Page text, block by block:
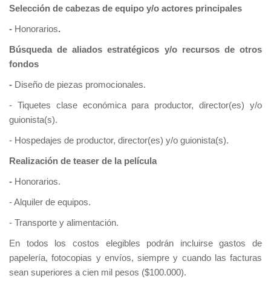
Selección de cabezas de equipo y/o actores principales
- Honorarios.
Búsqueda de aliados estratégicos y/o recursos de otros
fondos
- Diseño de piezas promocionales.
- Tiquetes clase económica para productor, director(es) y/o
guionista(s).
- Hospedajes de productor, director(es) y/o guionista(s).
Realización de teaser de la película
- Honorarios.
- Alquiler de equipos.
- Transporte y alimentación.
En todos los costos elegibles podrán incluirse gastos de
papelería, fotocopias y envíos, siempre y cuando las facturas
sean superiores a cien mil pesos ($100.000).